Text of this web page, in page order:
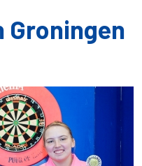
Groningen